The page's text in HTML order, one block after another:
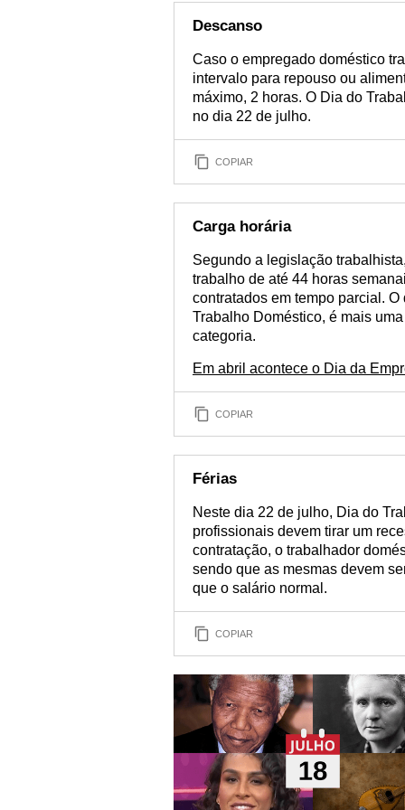
Descanso
Caso o empregado doméstico
intervalo para repouso ou
máximo, 2 horas. O Dia do
no dia 22 de julho.
COPIAR
Carga horária
Segundo a legislação
trabalho de até 44 horas
contratados em tempo parcial.
Trabalho Doméstico, é mais
categoria.
Em abril acontece o Dia da
COPIAR
Férias
Neste dia 22 de julho, Dia do
profissionais devem tirar um
contratação, o trabalhador
sendo que as mesmas devem
que o salário normal.
COPIAR